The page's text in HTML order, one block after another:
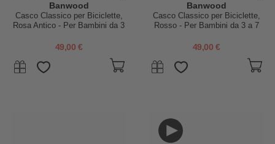
Banwood
Casco Classico per Biciclette,
Rosa Antico - Per Bambini da 3
49,00 €
Banwood
Casco Classico per Biciclette,
Rosso - Per Bambini da 3 a 7
49,00 €